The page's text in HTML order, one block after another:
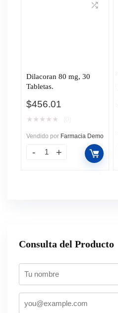
Dilacoran 80 mg, 30
Tabletas.
$456.01
★ ★ ★ ★ ★
Vendido por Farmacia Demo
Consulta del Producto